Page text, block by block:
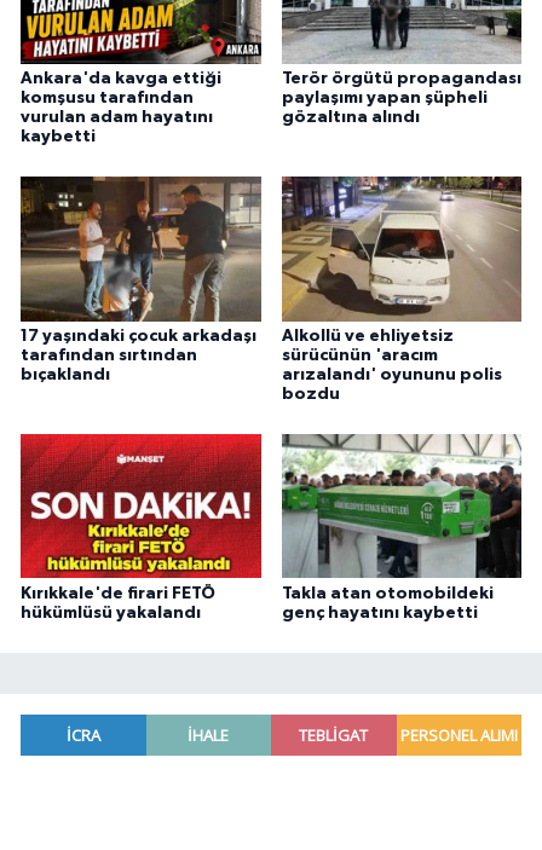
Ankara'da kavga ettiği
komşusu tarafından
vurulan adam hayatını
kaybetti
Terör örgütü propagandası
paylaşımı yapan şüpheli
gözaltına alındı
17 yaşındaki çocuk arkadaşı
tarafından sırtından
bıçaklandı
Alkollü ve ehliyetsiz
sürücünün 'aracım
arızalandı' oyununu polis
bozdu
Kırıkkale'de firari FETÖ
hükümlüsü yakalandı
Takla atan otomobildeki
genç hayatını kaybetti